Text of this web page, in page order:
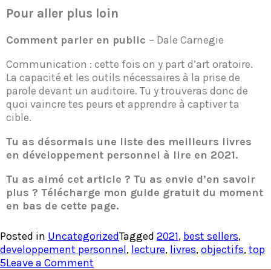
Pour aller plus loin
Comment parler en public – Dale Carnegie
Communication : cette fois on y part d’art oratoire.
La capacité et les outils nécessaires à la prise de
parole devant un auditoire. Tu y trouveras donc de
quoi vaincre tes peurs et apprendre à captiver ta
cible.
Tu as désormais une liste des meilleurs livres
en développement personnel à lire en 2021.
Tu as aimé cet article ? Tu as envie d’en savoir
plus ? Télécharge mon guide gratuit du moment
en bas de cette page.
Posted in UncategorizedTagged 2021, best sellers,
developpement personnel, lecture, livres,objectifs,top
5Leave a Comment